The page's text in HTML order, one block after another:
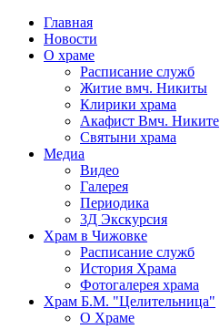
Главная
Новости
О храме
Расписание служб
Житие вмч. Никиты
Клирики храма
Акафист Вмч. Никите
Святыни храма
Медиа
Видео
Галерея
Периодика
3Д Экскурсия
Храм в Чижовке
Расписание служб
История Храма
Фотогалерея храма
Храм Б.М. "Целительница"
О Храме